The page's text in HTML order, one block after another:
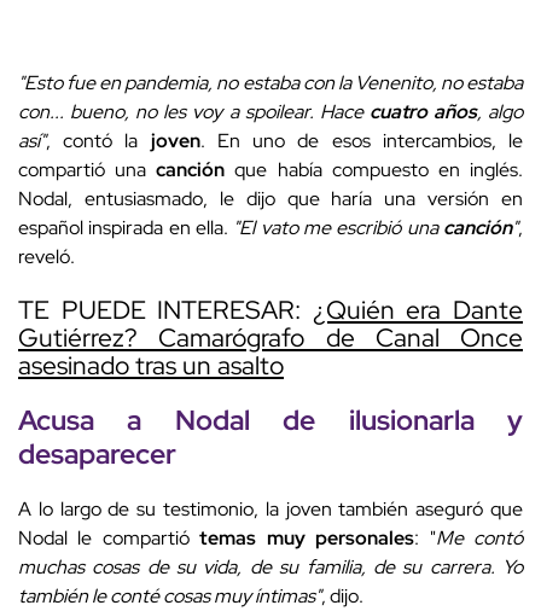
"Esto fue en pandemia, no estaba con la Venenito, no estaba
con... bueno, no les voy a spoilear. Hace cuatro años, algo
así", contó la joven. En uno de esos intercambios, le
compartió unacanción que había compuesto en inglés.
Nodal, entusiasmado, le dijo que haría una versión en
español inspirada en ella. "El vato me escribió unacanción",
reveló.
TE PUEDE INTERESAR: ¿Quién era Dante
Gutiérrez? Camarógrafo de Canal Once
asesinado tras un asalto
Acusa a Nodal de ilusionarla y
desaparecer
A lo largo de su testimonio, la joven también aseguró que
Nodal le compartiótemas muy personales: "Me contó
muchas cosas de su vida, de su familia, de su carrera. Yo
también le conté cosas muy íntimas", dijo.